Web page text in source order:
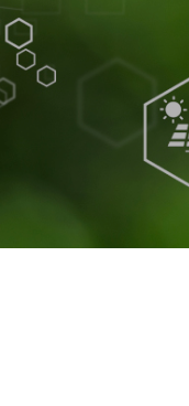
金型用鋼の加工品